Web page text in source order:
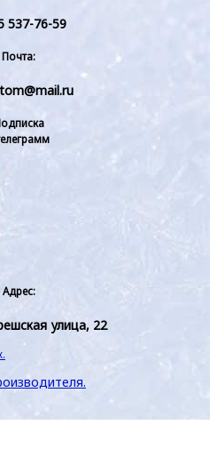
537-76-59
Почта:
Адрес:
улица, 22